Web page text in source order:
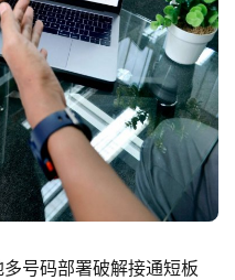
号码部署破解接通短板